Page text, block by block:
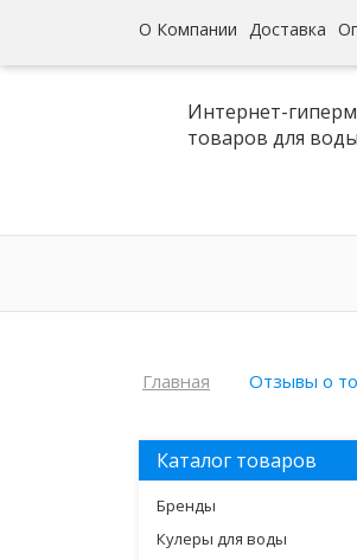
О Компании Доставка
Интернет-
товаров для воды
Главная Отзывы о
Каталог товаров
Бренды
Кулеры для воды